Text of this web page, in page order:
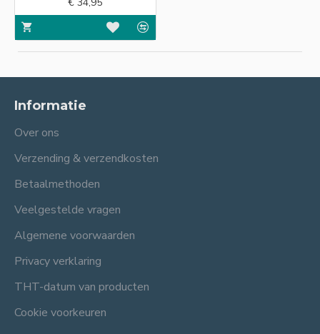
Informatie
Over ons
Verzending & verzendkosten
Betaalmethoden
Veelgestelde vragen
Algemene voorwaarden
Privacy verklaring
THT-datum van producten
Cookie voorkeuren